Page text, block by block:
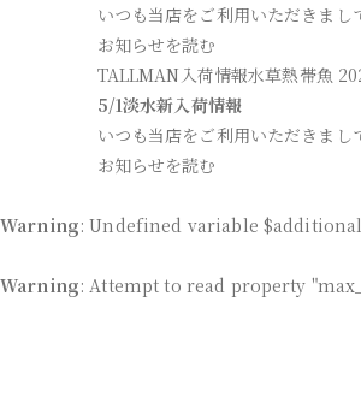
いつも当店をご利用いただきま
お知らせを読む
TALLMAN入荷情報水草熱帯魚
5/1淡水新入荷情報
いつも当店をご利用いただきま
お知らせを読む
Warning: Undefined variable
Warning: Attempt to read property